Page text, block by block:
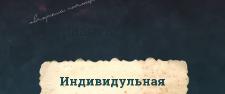
Индивидульная